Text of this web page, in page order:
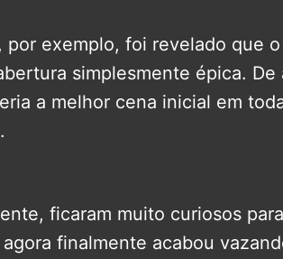
por exemplo, foi revelado que
simplesmente épica. De
a melhor cena inicial em
ficaram muito curiosos
finalmente acabou